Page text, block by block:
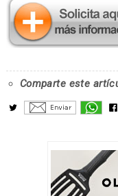
Comparte este